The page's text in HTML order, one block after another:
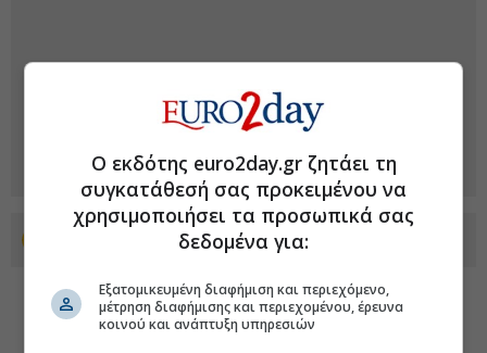
Προσθέστε το euro2day.gr στο Discover
Ο εκδότης euro2day.gr ζητάει τη
συγκατάθεσή σας προκειμένου να
χρησιμοποιήσει τα προσωπικά σας
δεδομένα για:
Εξατομικευμένη διαφήμιση και περιεχόμενο,
μέτρηση διαφήμισης και περιεχομένου, έρευνα
κοινού και ανάπτυξη υπηρεσιών